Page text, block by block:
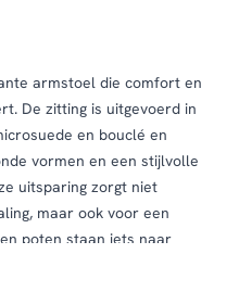
armstoel die comfort en
De zitting is uitgevoerd in
en bouclé en
vormen en een stijlvolle
uitsparing zorgt niet
maar ook voor een
poten staan iets naar
en materialen,